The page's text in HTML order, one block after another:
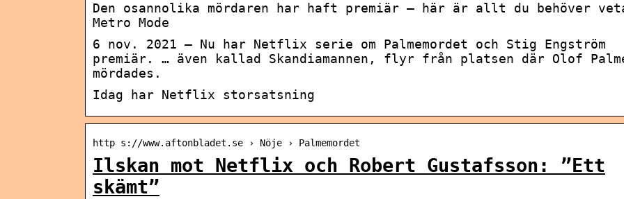
Den osannolika mördaren har haft premiär – här är allt du behöver
Metro Mode
6 nov. 2021 — Nu har Netflix serie om Palmemordet och Stig Engström
premiär. … även kallad Skandiamannen, flyr från platsen där Olof
mördades.
Idag har Netflix storsatsning
http s://www.aftonbladet.se › Nöje › Palmemordet
Ilskan mot Netflix och Robert Gustafsson: ”Ett
skämt”